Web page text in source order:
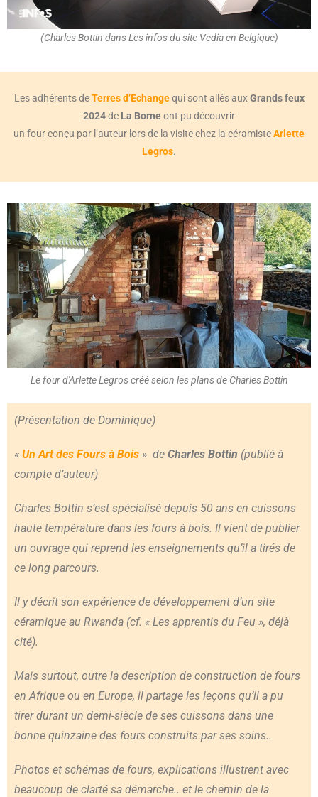
(Charles Bottin dans Les infos du site Vedia en Belgique)
Les adhérents deTerres d’Echangequi sont allés auxGrands feux
2024de La Borneont pu découvrir
un four conçu par l’auteur lors de la visite chez la céramisteArlette
Legros.
Le four d'Arlette Legros créé selon les plans de Charles Bottin
(Présentation de Dominique)
« Un Art des Fours à Bois » de Charles Bottin (publié à
compte d’auteur)
Charles Bottin s’est spécialisé depuis 50 ans en cuissons
haute température dans les fours à bois. Il vient de publier
un ouvrage qui reprend les enseignements qu’il a tirés de
ce long parcours.
Il y décrit son expérience de développement d’un site
céramique au Rwanda (cf. « Les apprentis du Feu », déjà
cité).
Mais surtout, outre la description de construction de fours
en Afrique ou en Europe, il partage les leçons qu’il a pu
tirer durant un demi-siècle de ses cuissons dans une
bonne quinzaine des fours construits par ses soins..
Photos et schémas de fours, explications illustrent avec
beaucoup de clarté sa démarche.. et le chemin de la